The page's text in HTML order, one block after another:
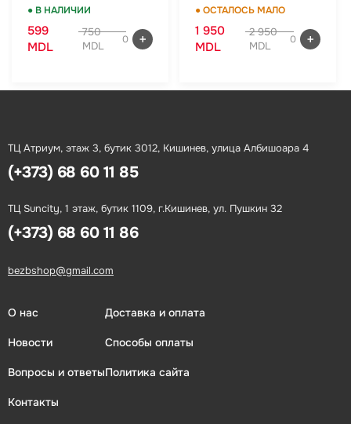
● В НАЛИЧИИ
599
MDL
750
MDL
0
● ОСТАЛОСЬ МАЛО
1 950
MDL
2 950
MDL
0
ТЦ Атриум, этаж 3, бутик 3012, Кишинев, улица Албишоара 4
(+373) 68 60 11 85
ТЦ Suncity, 1 этаж, бутик 1109, г.Кишинев, ул. Пушкин 32
(+373) 68 60 11 86
bezbshop@gmail.com
О нас
Новости
Вопросы и ответы
Контакты
Доставка и оплата
Способы оплаты
Политика сайта